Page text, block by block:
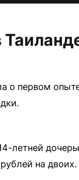
о первом
летней
на двоих.